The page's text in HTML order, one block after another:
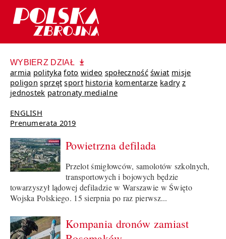
WYBIERZ DZIAŁ
armia polityka foto wideo społeczność świat misje
poligon sprzęt sport historia komentarze kadry z
jednostek patronaty medialne
ENGLISH
Prenumerata 2019
Powietrzna defilada
Przelot śmigłowców, samolotów szkolnych,
transportowych i bojowych będzie
towarzyszył lądowej defiladzie w Warszawie w Święto
Wojska Polskiego. 15 sierpnia po raz pierwsz...
Kompania dronów zamiast